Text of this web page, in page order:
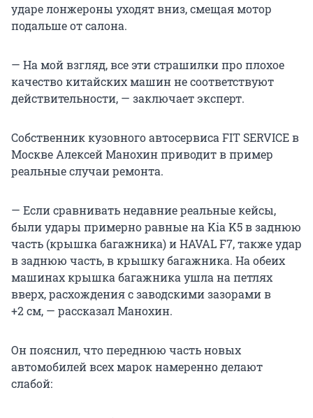
ударе лонжероны уходят вниз, смещая мотор
подальше от салона.
— На мой взгляд, все эти страшилки про плохое
качество китайских машин не соответствуют
действительности, — заключает эксперт.
Собственник кузовного автосервиса FIT SERVICE в
Москве Алексей Манохин приводит в пример
реальные случаи ремонта.
— Если сравнивать недавние реальные кейсы,
были удары примерно равные на Kia K5 в заднюю
часть (крышка багажника) и HAVAL F7, также удар
в заднюю часть, в крышку багажника. На обеих
машинах крышка багажника ушла на петлях
вверх, расхождения с заводскими зазорами в
+2 см, — рассказал Манохин.
Он пояснил, что переднюю часть новых
автомобилей всех марок намеренно делают
слабой: